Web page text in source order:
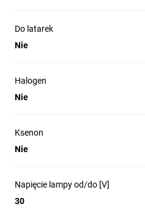
Do latarek
Nie
Halogen
Nie
Ksenon
Nie
Napięcie lampy od/do [V]
30